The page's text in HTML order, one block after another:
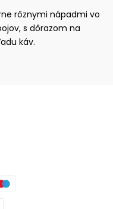
rôznymi nápadmi vo
s dôrazom na
káv.